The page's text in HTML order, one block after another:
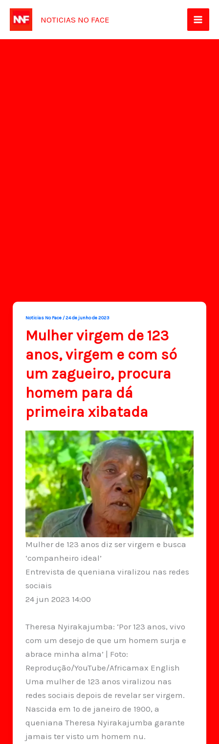
para
NOTICIAS NO FACE
Noticias No Face /24 de junho de 2023
Mulher virgem de 123
anos, virgem e com só
um zagueiro, procura
homem para dá
primeira xibatada
Mulher de 123 anos diz ser virgem e busca
‘companheiro ideal’
Entrevista de queniana viralizou nas redes
sociais
24 jun 2023 14:00
Theresa Nyirakajumba: ‘Por 123 anos, vivo
com um desejo de que um homem surja e
abrace minha alma’ | Foto:
Reprodução/YouTube/Africamax English
Uma mulher de 123 anos viralizou nas
redes sociais depois de revelar ser virgem.
Nascida em 1º de janeiro de 1900, a
queniana Theresa Nyirakajumba garante
jamais ter visto um homem nu.